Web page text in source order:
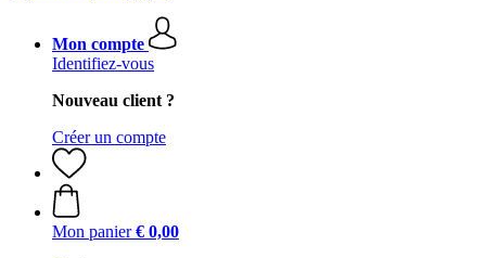
Mon compte
Identifiez-vous
Nouveau client ?
Créer un compte
Mon panier € 0,00